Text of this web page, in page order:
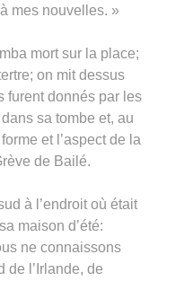
mes nouvelles. »
mort sur la place;
on mit dessus
furent donnés par les
sa tombe et, au
et l’aspect de la
de Bailé.
à l’endroit où était
maison d’été:
ne connaissons
de l’Irlande, de